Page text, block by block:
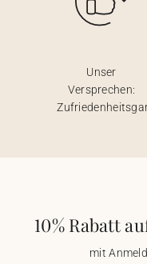
Unser
Versprechen:
10% Rabatt
mit